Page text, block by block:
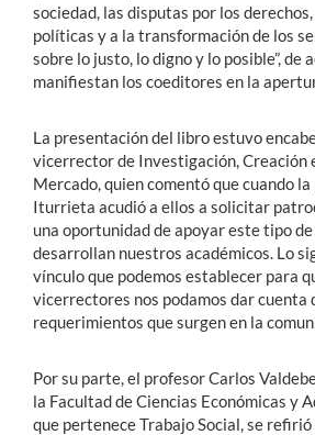
sociedad, las disputas por los
políticas y a la transformación de los
sobre lo justo, lo digno y lo posible”, de
manifiestan los coeditores en la
La presentación del libro estuvo
vicerrector de Investigación, Creación
Mercado, quien comentó que cuando
Iturrieta acudió a ellos a solicitar
una oportunidad de apoyar este tipo
desarrollan nuestros académicos. Lo
vínculo que podemos establecer para
vicerrectores nos podamos dar cuenta
requerimientos que surgen en la
Por su parte, el profesor Carlos
la Facultad de Ciencias Económicas y
que pertenece Trabajo Social, se